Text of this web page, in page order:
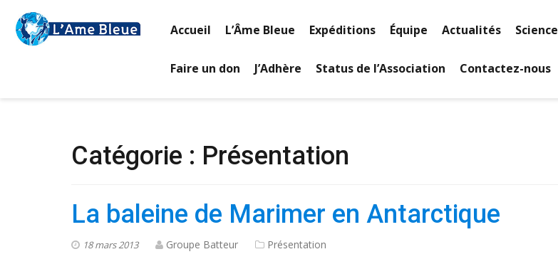
Accueil L’Âme Bleue Expéditions Équipe Actualités Science
Faire un don J’Adhère Status de l’Association Contactez-nous
Catégorie : Présentation
La baleine de Marimer en Antarctique
18 mars 2013 Groupe Batteur Présentation